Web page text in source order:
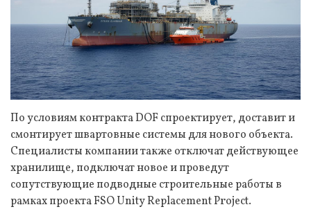
По условиям контракта DOF спроектирует, доставит и
смонтирует швартовные системы для нового объекта.
Специалисты компании также отключат действующее
хранилище, подключат новое и проведут
сопутствующие подводные строительные работы в
рамках проекта FSO Unity Replacement Project.